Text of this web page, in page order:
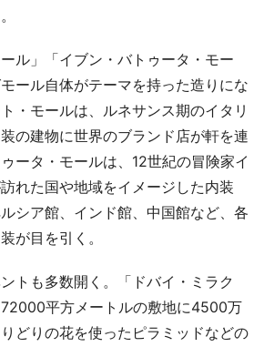
ル」「イブン・バトゥータ・モー
ール自体がテーマを持った造りにな
・モールは、ルネサンス期のイタリ
の建物に世界のブランド店が軒を連
ータ・モールは、12世紀の冒険家イ
れた国や地域をイメージした内装
シア館、インド館、中国館など、各
が目を引く。
トも多数開く。「ドバイ・ミラク
平方メートルの敷地に4500万
どりの花を使ったピラミッドなどの